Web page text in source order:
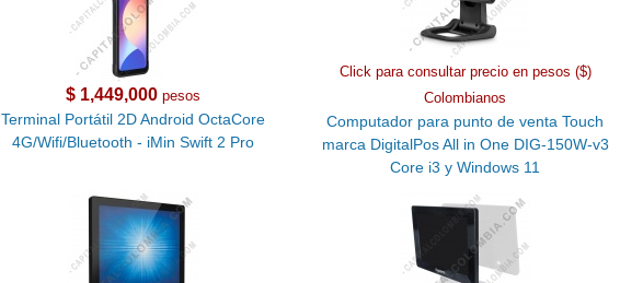
$ 1,449,000pesos
Terminal Portátil 2D Android OctaCore
4G/Wifi/Bluetooth - iMin Swift 2 Pro
Click para consultar precio en pesos ($)
Colombianos
Computador para punto de venta Touch
marca DigitalPos All in One DIG-150W-v3
Core i3 y Windows 11